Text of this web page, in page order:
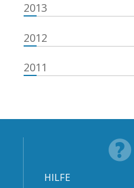
2013
2012
2011
HILFE